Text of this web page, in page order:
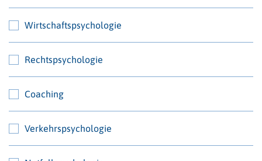
Wirtschaftspsychologie
Rechtspsychologie
Coaching
Verkehrspsychologie